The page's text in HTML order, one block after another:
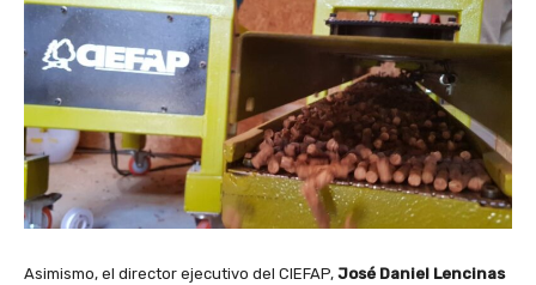
Asimismo, el director ejecutivo del CIEFAP, José Daniel Lencinas